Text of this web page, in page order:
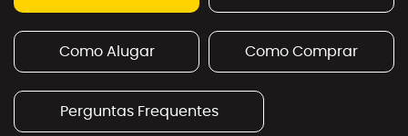
Como Alugar Como Comprar
Perguntas Frequentes